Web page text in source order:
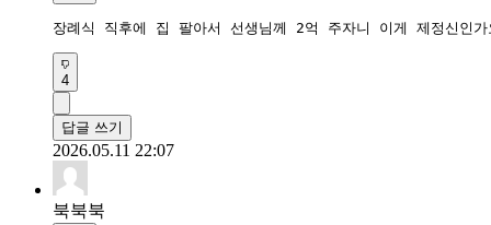
장례식 직후에 집 팔아서 선생님께 2억 주자니 이게 제정신인가
4
답글 쓰기
2026.05.11 22:07
북북북